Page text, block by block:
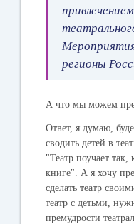
регионы
А что мы можем
Ответ, я думаю,
сводить детей в
"Театр поучает так,
книге". А я хочу
сделать театр
театр с детьми,
премудрости